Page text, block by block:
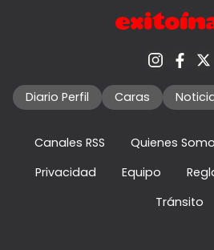
Diario Perfil Caras
Canales RSS Quienes
Privacidad
Equipo
Tránsito